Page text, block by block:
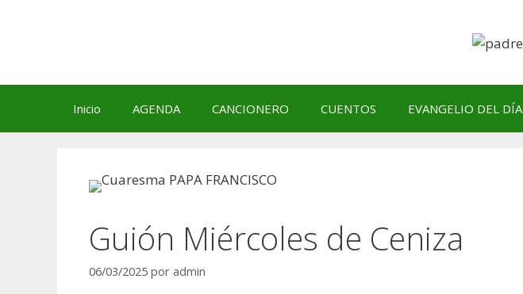
Inicio AGENDA CANCIONERO CUENTOS EVANGELIO DEL DÍA
Guión Miércoles de Ceniza
06/03/2025 por admin